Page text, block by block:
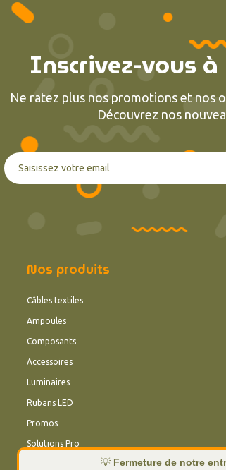
Inscrivez-vous
Ne ratez plus nos promotions et nos
Découvrez nos
Nos produits
Câbles textiles
Ampoules
Composants
Accessoires
Luminaires
Rubans LED
Promos
Solutions Pro
💡 Fermeture de notre